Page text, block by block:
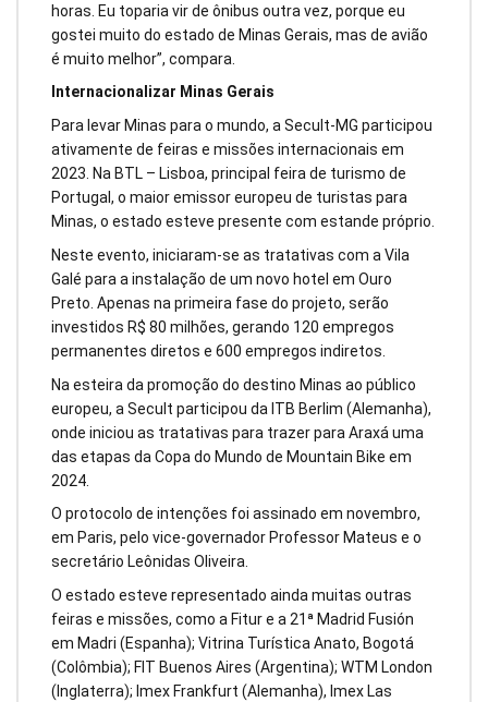
horas. Eu toparia vir de ônibus outra vez, porque eu
gostei muito do estado de Minas Gerais, mas de avião
é muito melhor”, compara.
Internacionalizar Minas Gerais
Para levar Minas para o mundo, a Secult-MG participou
ativamente de feiras e missões internacionais em
2023. Na BTL – Lisboa, principal feira de turismo de
Portugal, o maior emissor europeu de turistas para
Minas, o estado esteve presente com estande próprio.
Neste evento, iniciaram-se as tratativas com a Vila
Galé para a instalação de um novo hotel em Ouro
Preto. Apenas na primeira fase do projeto, serão
investidos R$ 80 milhões, gerando 120 empregos
permanentes diretos e 600 empregos indiretos.
Na esteira da promoção do destino Minas ao público
europeu, a Secult participou da ITB Berlim (Alemanha),
onde iniciou as tratativas para trazer para Araxá uma
das etapas da Copa do Mundo de Mountain Bike em
2024.
O protocolo de intenções foi assinado em novembro,
em Paris, pelo vice-governador Professor Mateus e o
secretário Leônidas Oliveira.
O estado esteve representado ainda muitas outras
feiras e missões, como a Fitur e a 21ª Madrid Fusión
em Madri (Espanha); Vitrina Turística Anato, Bogotá
(Colômbia); FIT Buenos Aires (Argentina); WTM London
(Inglaterra); Imex Frankfurt (Alemanha), Imex Las